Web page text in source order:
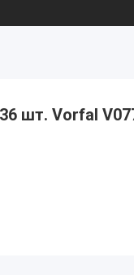
шт. Vorfal